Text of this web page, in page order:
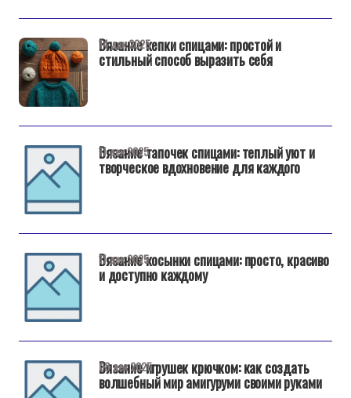
Вязание кепки спицами: простой и
стильный способ выразить себя
14 дек 2025
Вязание тапочек спицами: теплый уют и
творческое вдохновение для каждого
11 дек 2025
Вязание косынки спицами: просто, красиво
и доступно каждому
11 дек 2025
Вязание игрушек крючком: как создать
волшебный мир амигуруми своими руками
08 дек 2025